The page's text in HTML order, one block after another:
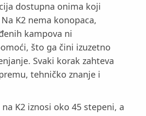
dostupna onima koji
K2 nema konopaca,
kampova ni
što ga čini izuzetno
Svaki korak zahteva
tehničko znanje i
K2 iznosi oko 45 stepeni, a